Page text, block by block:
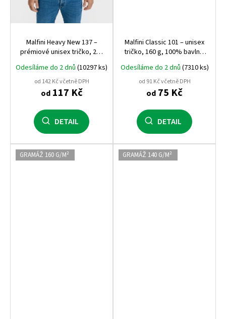
Malfini Heavy New 137 –
prémiové unisex tričko, 200
gramáž a kvalita Malfini
Odesíláme do 2 dnů (10297 ks)
od 142 Kč včetně DPH
od117 Kč
DETAIL
Malfini Classic 101 – unisex
tričko, 160 g, 100% bavlna,
potisk i výšivku
Odesíláme do 2 dnů (7310 ks)
od 91 Kč včetně DPH
od 75 Kč
DETAIL
GRAMÁŽ 160 G/M² GRAMÁŽ 140 G/M²